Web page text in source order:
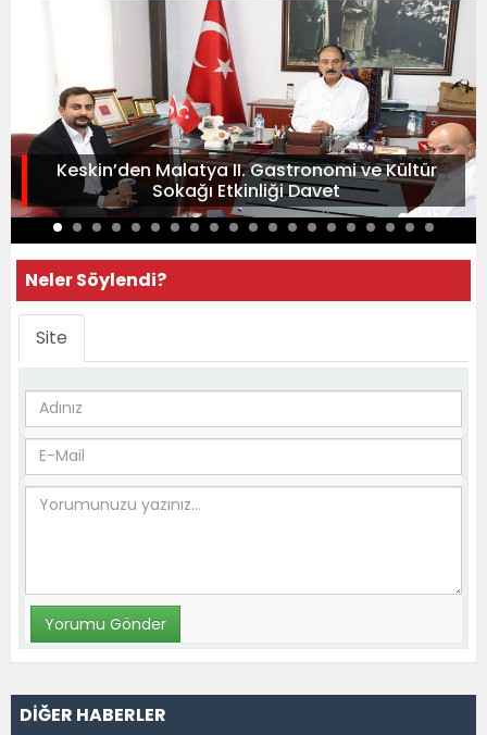
Keskin’den Malatya II. Gastronomi ve Kültür
Sokağı Etkinliği Davet
Neler Söylendi?
Site
DİĞER HABERLER